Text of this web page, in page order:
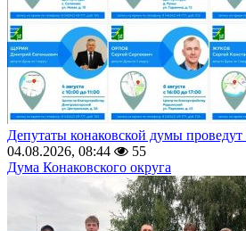
Депутаты конаковской думы
04.08.2026, 08:44
55
Дума Конаковского округа